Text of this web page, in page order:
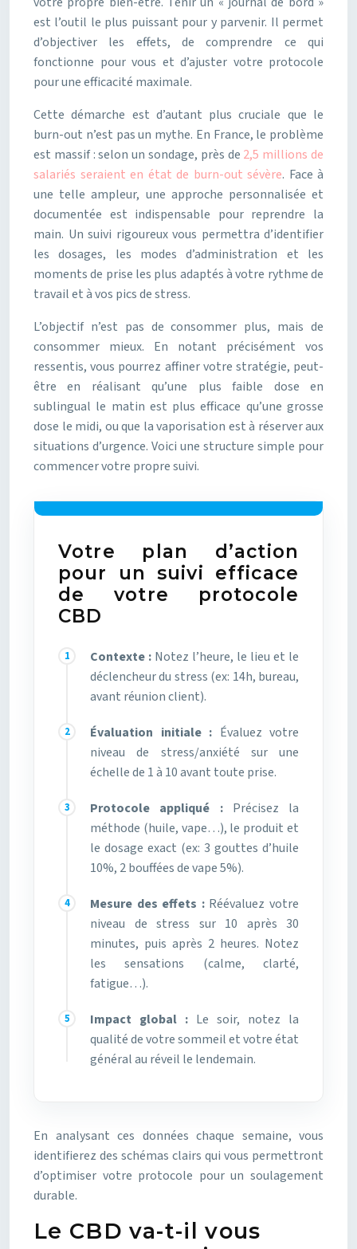
est l’outil le plus puissant pour y parvenir. Il permet
d’objectiver les effets, de comprendre ce qui
fonctionne pour vous et d’ajuster votre protocole
pour une efficacité maximale.
Cette démarche est d’autant plus cruciale que le
burn-out n’est pas un mythe. En France, le problème
est massif : selon un sondage, près de 2,5 millions de
salariés seraient en état de burn-out sévère. Face à
une telle ampleur, une approche personnalisée et
documentée est indispensable pour reprendre la
main. Un suivi rigoureux vous permettra d’identifier
les dosages, les modes d’administration et les
moments de prise les plus adaptés à votre rythme de
travail et à vos pics de stress.
L’objectif n’est pas de consommer plus, mais de
consommer mieux. En notant précisément vos
ressentis, vous pourrez affiner votre stratégie, peut-
être en réalisant qu’une plus faible dose en
sublingual le matin est plus efficace qu’une grosse
dose le midi, ou que la vaporisation est à réserver aux
situations d’urgence. Voici une structure simple pour
commencer votre propre suivi.
Votre plan d’action
pour un suivi efficace
de votre protocole
CBD
Contexte : Notez l’heure, le lieu et le
déclencheur du stress (ex: 14h, bureau,
avant réunion client).
Évaluation initiale : Évaluez votre
niveau de stress/anxiété sur une
échelle de 1 à 10 avant toute prise.
Protocole appliqué :Précisez la
méthode (huile, vape…), le produit et
le dosage exact (ex: 3 gouttes d’huile
10%, 2 bouffées de vape 5%).
Mesure des effets :Réévaluez votre
niveau de stress sur 10 après 30
minutes, puis après 2 heures. Notez
les sensations (calme, clarté,
fatigue…).
Impact global : Le soir, notez la
qualité de votre sommeil et votre état
général au réveil le lendemain.
En analysant ces données chaque semaine, vous
identifierez des schémas clairs qui vous permettront
d’optimiser votre protocole pour un soulagement
durable.
Le CBD va-t-il vous